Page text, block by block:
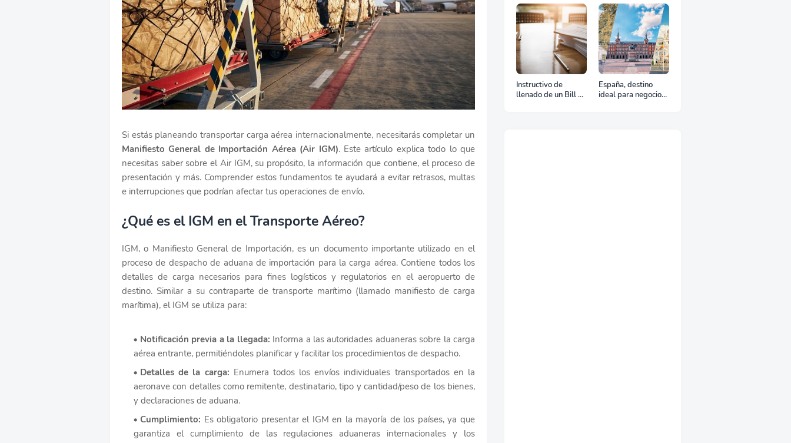
Si estás planeando transportar carga aérea internacionalmente, necesitarás completar un
Manifiesto General de Importación Aérea (Air IGM). Este artículo explica todo lo que
necesitas saber sobre el Air IGM, su propósito, la información que contiene, el proceso de
presentación y más. Comprender estos fundamentos te ayudará a evitar retrasos, multas
e interrupciones que podrían afectar tus operaciones de envío.
¿Qué es el IGM en el Transporte Aéreo?
IGM, o Manifiesto General de Importación, es un documento importante utilizado en el
proceso de despacho de aduana de importación para la carga aérea. Contiene todos los
detalles de carga necesarios para fines logísticos y regulatorios en el aeropuerto de
destino. Similar a su contraparte de transporte marítimo (llamado manifiesto de carga
marítima), el IGM se utiliza para:
Notificación previa a la llegada: Informa a las autoridades aduaneras sobre la carga
aérea entrante, permitiéndoles planificar y facilitar los procedimientos de despacho.
Detalles de la carga: Enumera todos los envíos individuales transportados en la
aeronave con detalles como remitente, destinatario, tipo y cantidad/peso de los bienes,
y declaraciones de aduana.
Cumplimiento: Es obligatorio presentar el IGM en la mayoría de los países, ya que
garantiza el cumplimiento de las regulaciones aduaneras internacionales y los
profesional de
equipos define el
éxito de tu
celebración
Instructivo de
llenado de un Bill of
España, destino
ideal para negocios